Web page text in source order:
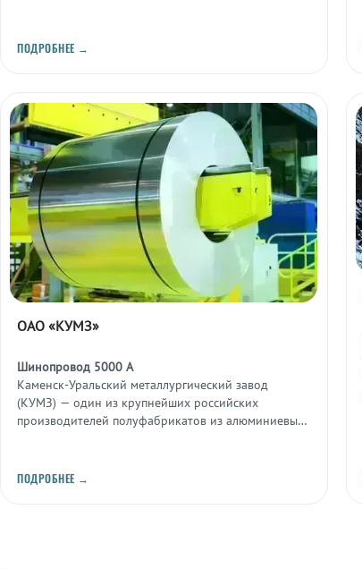
ПОДРОБНЕЕ →
ОАО «КУМЗ»
Шинопровод 5000 А
Каменск-Уральский металлургический завод
(КУМЗ) — один из крупнейших российских
производителей полуфабрикатов из алюминиевых
промышленности.
ПОДРОБНЕЕ →